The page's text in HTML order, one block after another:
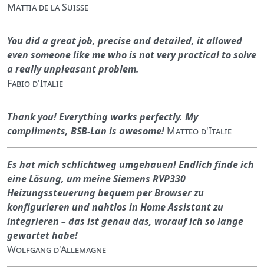
Mattia de la Suisse
You did a great job, precise and detailed, it allowed
even someone like me who is not very practical to solve
a really unpleasant problem.
Fabio d'Italie
Thank you! Everything works perfectly. My
compliments, BSB-Lan is awesome! Matteo d'Italie
Es hat mich schlichtweg umgehauen! Endlich finde ich
eine Lösung, um meine Siemens RVP330
Heizungssteuerung bequem per Browser zu
konfigurieren und nahtlos in Home Assistant zu
integrieren – das ist genau das, worauf ich so lange
gewartet habe!
Wolfgang d'Allemagne